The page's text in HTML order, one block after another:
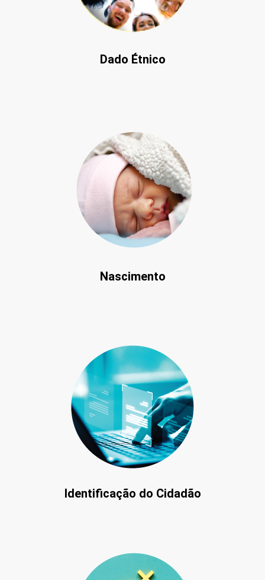
Dado Étnico
Nascimento
Identificação do Cidadão